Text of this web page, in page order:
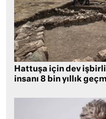
Hattuşa için dev
insanı 8 bin yıllık